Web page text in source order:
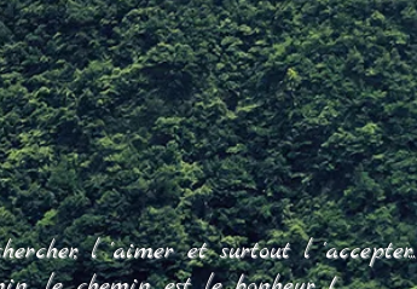
l 'aimer et surtout l 'accepter...